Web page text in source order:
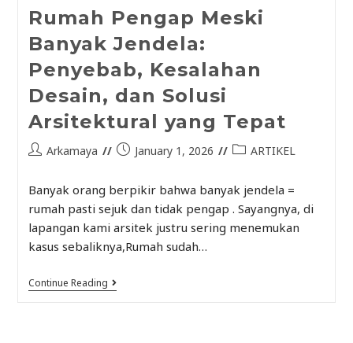
Rumah Pengap Meski
Banyak Jendela:
Penyebab, Kesalahan
Desain, dan Solusi
Arsitektural yang Tepat
Arkamaya January 1, 2026 ARTIKEL
Banyak orang berpikir bahwa banyak jendela =
rumah pasti sejuk dan tidak pengap . Sayangnya, di
lapangan kami arsitek justru sering menemukan
kasus sebaliknya,Rumah sudah…
Continue Reading